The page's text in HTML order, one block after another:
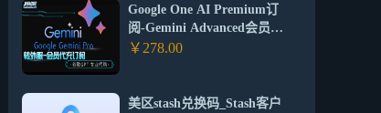
Google One AI Premium订
阅-Gemini Advanced会员代
购代付代充值订阅谷歌AI
￥278.00
美区stash兑换码_Stash客户